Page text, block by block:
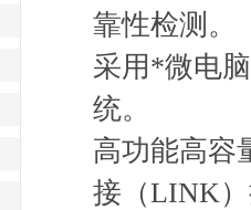
靠性检测。
采用*微电
统。
高功能高容
接（LINK